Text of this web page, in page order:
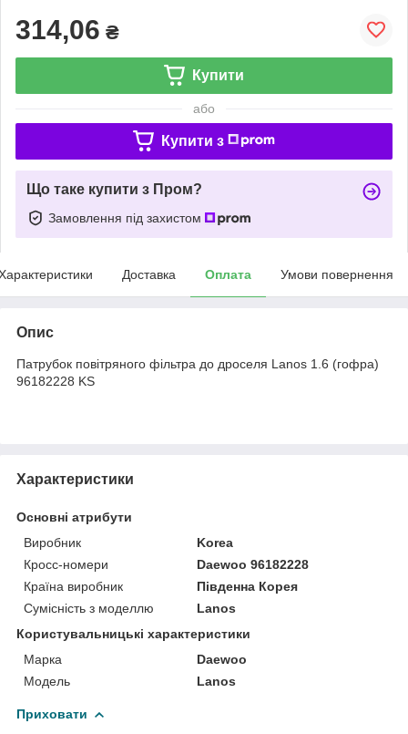
314,06 ₴
Купити
або
Купити з
Що таке купити з Пром?
Замовлення під захистом
Доставка Оплата Умови повернення
Опис
Патрубок повітряного фільтра до дроселя Lanos 1.6 (гофра)
96182228 KS
Характеристики
Основні атрибути
Виробник
Korea
Кросс-номери
Daewoo 96182228
Країна виробник
Південна Корея
Сумісність з моделлю
Lanos
Користувальницькі характеристики
Марка
Daewoo
Мoдель
Lanos
Приховати